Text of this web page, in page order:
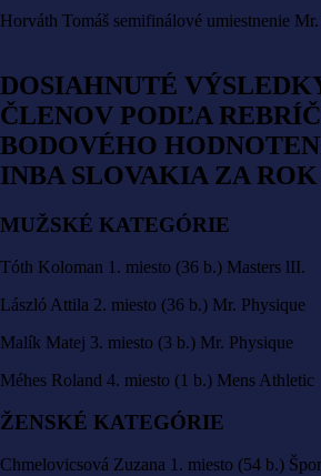
Horváth Tomáš semifinálové umiestnenie
DOSIAHNUTÉ
ČLENOV PODĽA
BODOVÉHO
INBA SLOVAKIA ZA ROK
MUŽSKÉ KATEGÓRIE
Tóth Koloman 1. miesto (36 b.) Masters lII.
László Attila 2. miesto (36 b.) Mr. Physique
Malík Matej 3. miesto (3 b.) Mr. Physique
Méhes Roland 4. miesto (1 b.) Mens Athletic
ŽENSKÉ KATEGÓRIE
Chmelovicsová Zuzana 1. miesto (54 b.)